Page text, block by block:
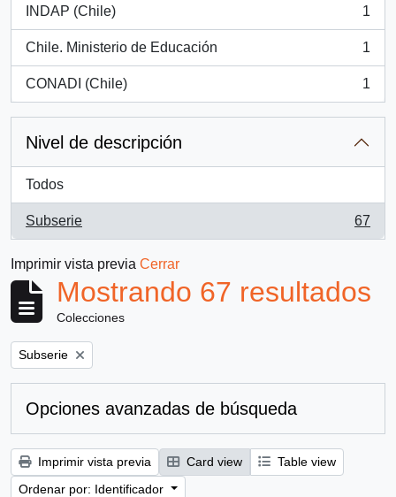
INDAP (Chile)
, 1 resultados
1
Chile. Ministerio de Educación
, 1 resultados
1
CONADI (Chile)
, 1 resultados
1
Nivel de descripción
Todos
Subserie
, 67 resultados
67
Imprimir vista previa Cerrar
Mostrando 67 resultados
Colecciones
Remove filter:
Subserie
Opciones avanzadas de búsqueda
Imprimir vista previa Card view
Table view
Ordenar por: Identificador